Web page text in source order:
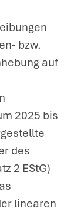
bzw.
auf
2025 bis
des
2 EStG)
linearen